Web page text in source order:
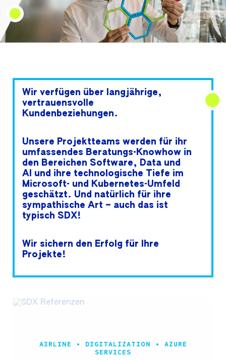
Wir verfügen über langjährige,
vertrauensvolle
Kundenbeziehungen.
Unsere Projektteams werden für ihr
umfassendes Beratungs-Knowhow in
den Bereichen Software, Data und
AI und ihre technologische Tiefe im
Microsoft- und Kubernetes-Umfeld
geschätzt. Und natürlich für ihre
sympathische Art – auch das ist
typisch SDX!
Wir sichern den Erfolg für Ihre
Projekte!
AIRLINE • DIGITALIZATION • AZURE
SERVICES